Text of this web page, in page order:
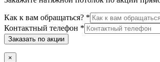
Как к вам обращаться? *
Контактный телефон *
Заказать по акции
×